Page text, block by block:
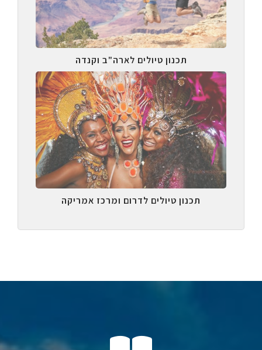
תכנון טיולים לארה"ב וקנדה
תכנון טיולים לדרום ומרכז אמריקה